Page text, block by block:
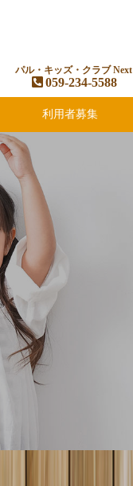
パル・キッズ・クラブ Next
059-234-5588
利用者募集